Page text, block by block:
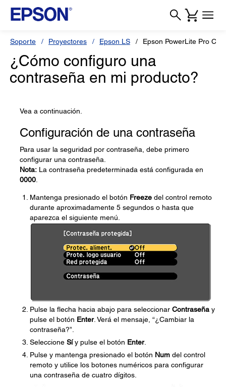
Soporte Proyectores Epson LS Epson PowerLite Pro
¿Cómo configuro una
contraseña en mi producto?
Vea a continuación.
Configuración de una contraseña
Para usar la seguridad por contraseña, debe primero
configurar una contraseña.
Nota: La contraseña predeterminada está configurada en
0000
Mantenga presionado el botón Freeze del control remoto
durante aproximadamente 5 segundos o hasta que
aparezca el siguiente menú.
Pulse la flecha hacia abajo para seleccionar Contraseña y
pulse el botón Enter. Verá el mensaje, “¿Cambiar la
contraseña?”.
Seleccione Síy pulse el botón Enter.
Pulse y mantenga presionado el botón Num del control
remoto y utilice los botones numéricos para configurar
una contraseña de cuatro dígitos.